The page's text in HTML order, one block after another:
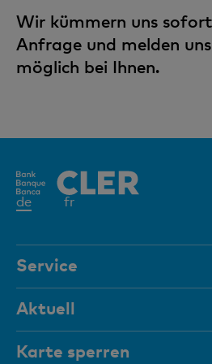
Wir kümmern uns
Anfrage und melden
möglich bei Ihnen.
deAktives
fr
Service
Hilfe & Kontakt
Dokumente
Aktuell
Mach mehr aus deinem
Karte sperren